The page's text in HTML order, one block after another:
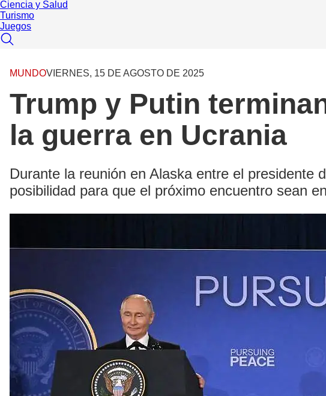
Ciencia y Salud
Turismo
Juegos
MUNDOVIERNES, 15 DE AGOSTO DE 2025
Trump y Putin
la guerra en Ucrania
Durante la reunión en Alaska entre el
posibilidad para que el próximo encuentro sean